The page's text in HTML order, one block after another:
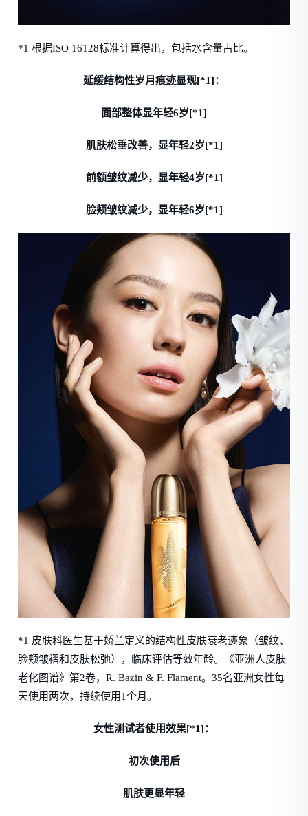
*1 根据ISO 16128标准计算得出，包括水含量占比。
延缓结构性岁月痕迹显现[*1]：
面部整体显年轻6岁[*1]
肌肤松垂改善，显年轻2岁[*1]
前额皱纹减少，显年轻4岁[*1]
脸颊皱纹减少，显年轻6岁[*1]
*1 皮肤科医生基于娇兰定义的结构性皮肤衰老迹象（皱纹、
脸颊皱褶和皮肤松弛），临床评估等效年龄。《亚洲人皮肤
老化图谱》第2卷，R. Bazin & F. Flament。35名亚洲女性每
天使用两次，持续使用1个月。
女性测试者使用效果[*1]：
初次使用后
肌肤更显年轻